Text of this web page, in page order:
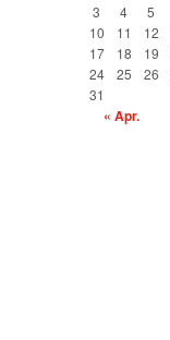
3
4 5
10
11 12
17
18 19
24
25 26
31
« Apr.